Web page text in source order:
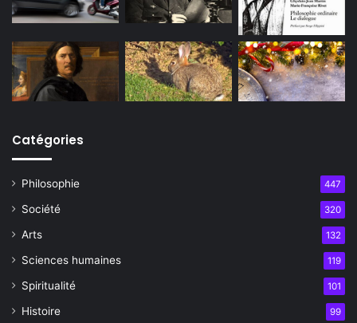
Catégories
Philosophie 447
Société 320
Arts 132
Sciences humaines 119
Spiritualité 101
Histoire 99